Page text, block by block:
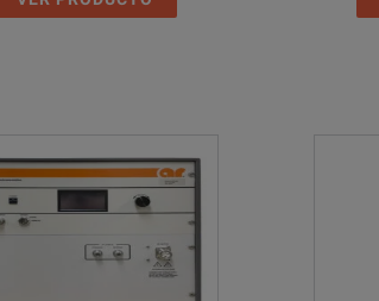
Power Supply, 12 VDC, 15 VDC, 25 W